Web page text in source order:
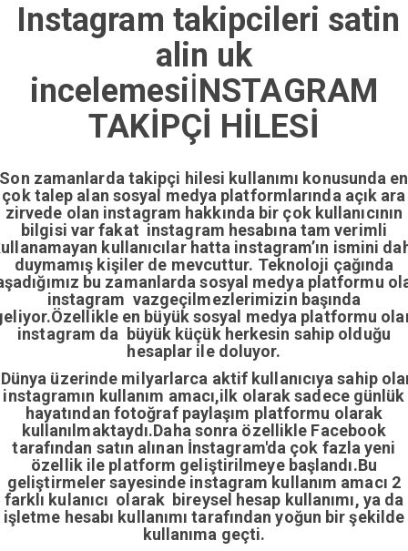
Instagram takipcileri satin
alin uk
incelemesiİNSTAGRAM
TAKİPÇİ HİLESİ
Son zamanlarda takipçi hilesi kullanımı konusunda en
çok talep alan sosyal medya platformlarında açık ara
zirvede olan instagram hakkında bir çok kullanıcının
bilgisi var fakat instagram hesabına tam verimli
kullanıcılar hatta instagram’ın ismini
duymamış kişiler de mevcuttur. Teknoloji çağında
bu zamanlarda sosyal medya platformu
instagram vazgeçilmezlerimizin başında
en büyük sosyal medya platformu
instagram da büyük küçük herkesin sahip olduğu
hesaplar ile doluyor.
üzerinde milyarlarca aktif kullanıcıya sahip
instagramın kullanım amacı,ilk olarak sadece günlük
hayatından fotoğraf paylaşım platformu olarak
kullanılmaktaydı.Daha sonra özellikle Facebook
tarafından satın alınan İnstagram'da çok fazla yeni
özellik ile platform geliştirilmeye başlandı.Bu
geliştirmeler sayesinde instagram kullanım amacı 2
farklı kulanıcı olarak bireysel hesap kullanımı, ya da
işletme hesabı kullanımı tarafından yoğun bir şekilde
kullanıma geçti.